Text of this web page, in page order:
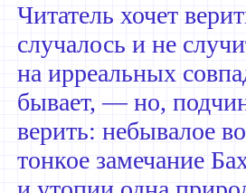
Читатель хочет
случалось и не
на ирреальных
бывает, — но,
верить: небывалое
тонкое замечание